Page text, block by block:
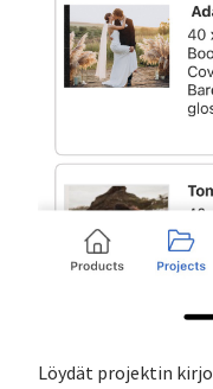
Löydät projektin